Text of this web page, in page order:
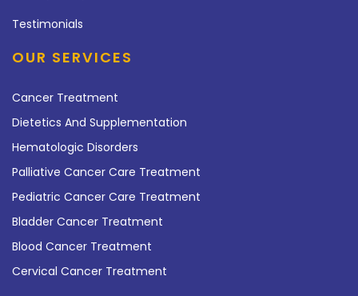
Testimonials
OUR SERVICES
Cancer Treatment
Dietetics And Supplementation
Hematologic Disorders
Palliative Cancer Care Treatment
Pediatric Cancer Care Treatment
Bladder Cancer Treatment
Blood Cancer Treatment
Cervical Cancer Treatment